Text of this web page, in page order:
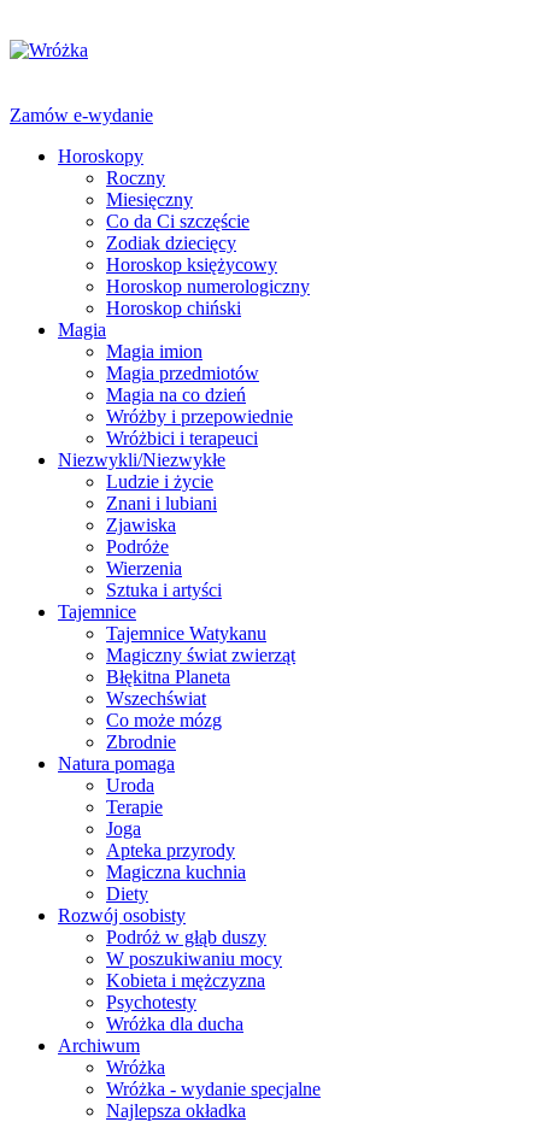
Zamów e-wydanie
Horoskopy
Roczny
Miesięczny
Co da Ci szczęście
Zodiak dziecięcy
Horoskop księżycowy
Horoskop numerologiczny
Horoskop chiński
Magia
Magia imion
Magia przedmiotów
Magia na co dzień
Wróżby i przepowiednie
Wróżbici i terapeuci
Niezwykli/Niezwykłe
Ludzie i życie
Znani i lubiani
Zjawiska
Podróże
Wierzenia
Sztuka i artyści
Tajemnice
Tajemnice Watykanu
Magiczny świat zwierząt
Błękitna Planeta
Wszechświat
Co może mózg
Zbrodnie
Natura pomaga
Uroda
Terapie
Joga
Apteka przyrody
Magiczna kuchnia
Diety
Rozwój osobisty
Podróż w głąb duszy
W poszukiwaniu mocy
Kobieta i mężczyzna
Psychotesty
Wróżka dla ducha
Archiwum
Wróżka
Wróżka - wydanie specjalne
Najlepsza okładka